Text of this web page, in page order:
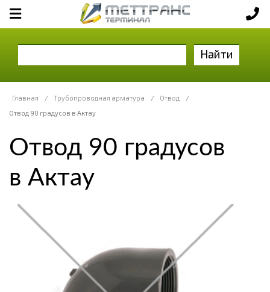
Найти
Главная / Трубопроводная арматура / Отвод
/
Отвод 90 градусов в Актау
Отвод 90 градусов
в Актау